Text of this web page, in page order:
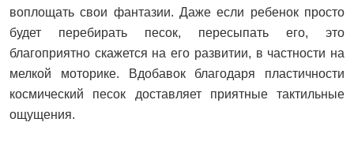
воплощать свои фантазии. Даже если ребенок просто
будет перебирать песок, пересыпать его, это
благоприятно скажется на его развитии, в частности на
мелкой моторике. Вдобавок благодаря пластичности
космический песок доставляет приятные тактильные
ощущения.